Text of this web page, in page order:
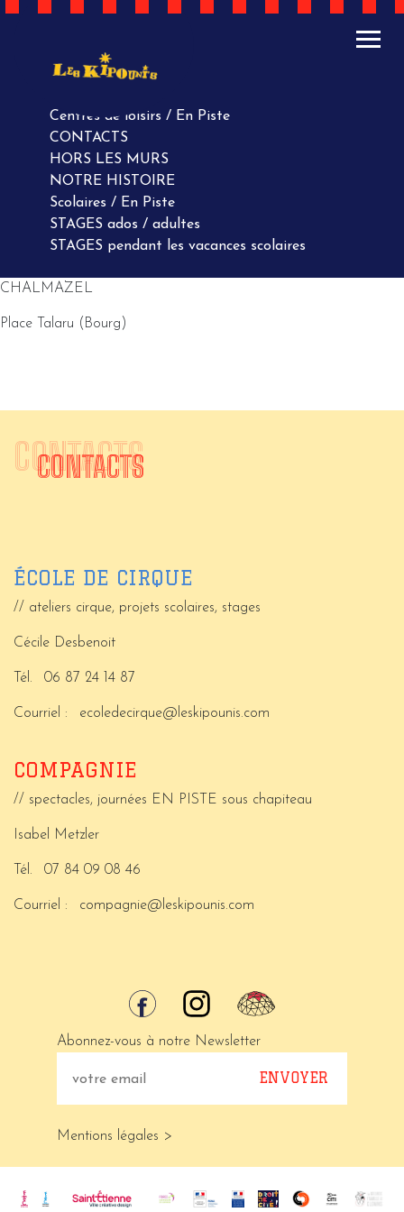
ACTUALITÉS
AGENDA
Centres de loisirs / En Piste
CONTACTS
HORS LES MURS
NOTRE HISTOIRE
Scolaires / En Piste
STAGES ados / adultes
STAGES pendant les vacances scolaires
CHALMAZEL
Place Talaru (Bourg)
CONTACTS
CONTACTS
ÉCOLE DE CIRQUE
// ateliers cirque, projets scolaires, stages
Cécile Desbenoit
Tél. 06 87 24 14 87
Courriel : ecoledecirque@leskipounis.com
COMPAGNIE
// spectacles, journées EN PISTE sous chapiteau
Isabel Metzler
Tél. 07 84 09 08 46
Courriel : compagnie@leskipounis.com
Abonnez-vous à notre Newsletter
Mentions légales >